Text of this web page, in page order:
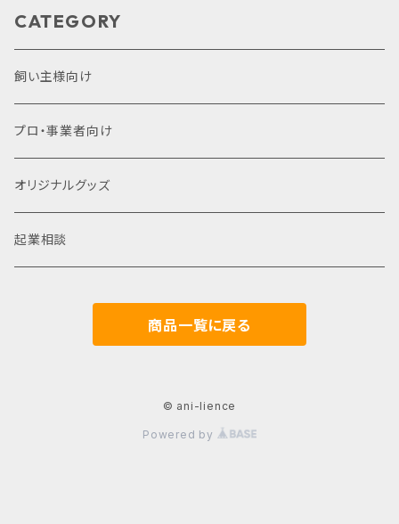
CATEGORY
飼い主様向け
プロ・事業者向け
オリジナルグッズ
起業相談
商品一覧に戻る
© ani-lience
Powered by